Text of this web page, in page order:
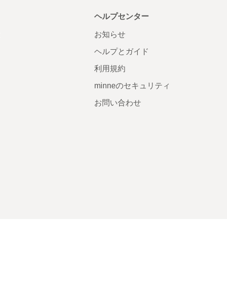
ヘルプセンター
お知らせ
ヘルプとガイド
利用規約
minneのセキュリティ
お問い合わせ